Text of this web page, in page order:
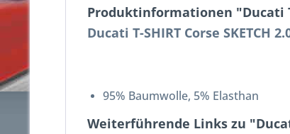
Produktinformationen "Ducati T-
Ducati T-SHIRT Corse SKETCH
95% Baumwolle, 5% Elasthan
Weiterführende Links zu "Ducati